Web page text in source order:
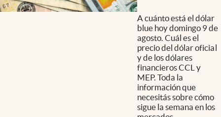
A cuánto está el dólar
blue hoy domingo 9 de
agosto. Cuál es el
precio del dólar oficial
y de los dólares
financieros CCL y
MEP. Toda la
información que
necesitás sobre cómo
sigue la semana en los